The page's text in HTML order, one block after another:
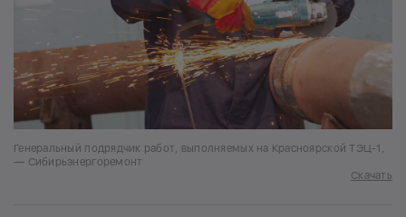
Генеральный подрядчик работ, выполняемых на Красноярской ТЭЦ-1,
— Сибирьэнергоремонт
Скачать